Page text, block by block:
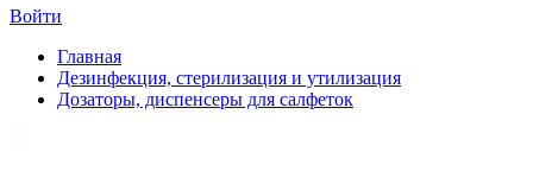
Войти
Главная
Дезинфекция, стерилизация и утилизация
Дозаторы, диспенсеры для салфеток